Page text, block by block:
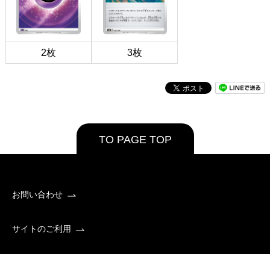
2枚 3枚
TO PAGE TOP
お問い合わせ
サイトのご利用